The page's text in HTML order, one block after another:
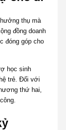
thụ mà
đồng doanh
đóng góp cho
học sinh
trẻ. Đối với
thứ hai,